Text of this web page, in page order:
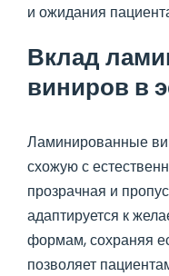
и ожидания
Вклад
виниров в
Ламинированные
схожую с
прозрачная и
адаптируется к
формам, сохраняя
позволяет